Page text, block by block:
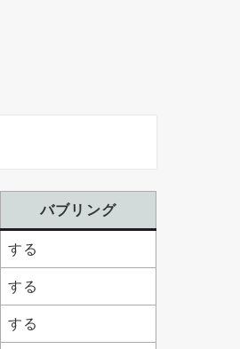
バブリング
する
する
する